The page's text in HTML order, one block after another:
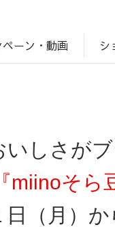
ーン・動画 シ
いしさが
『miinoそら
日（月）